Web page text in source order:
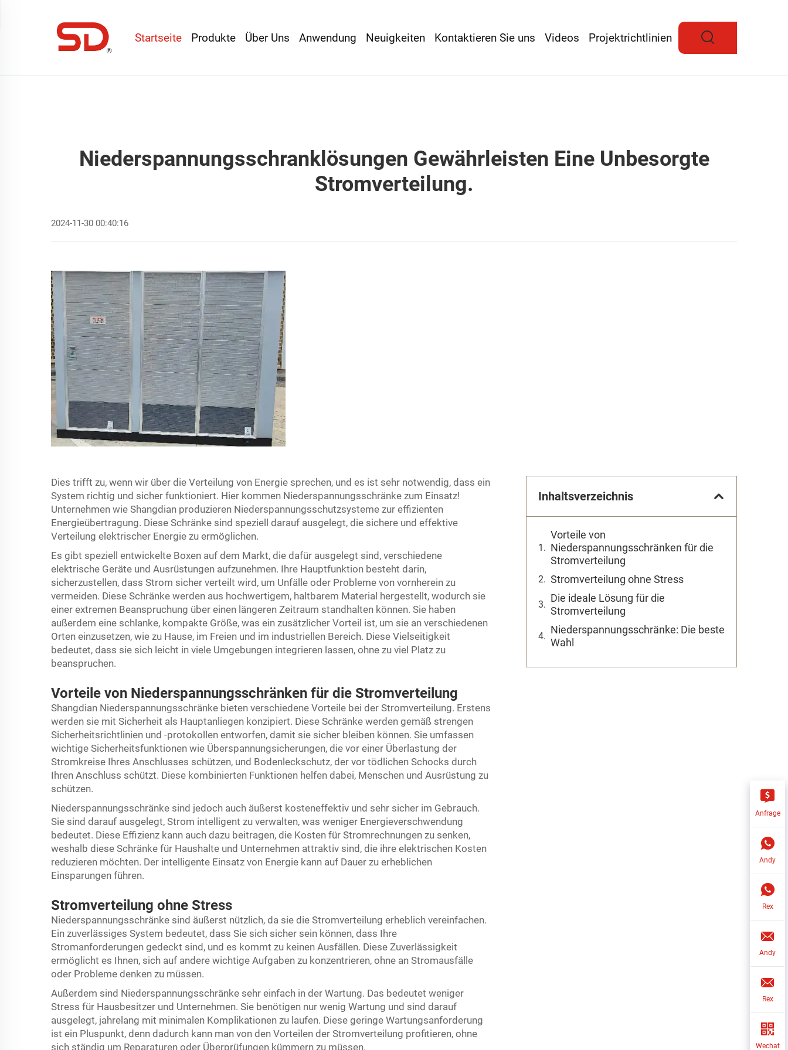
Startseite Produkte Über Uns Anwendung Neuigkeiten Kontaktieren Sie uns Videos Projektrichtlinien
Niederspannungsschranklösungen Gewährleisten Eine Unbesorgte
Stromverteilung.
2024-11-30 00:40:16
Dies trifft zu, wenn wir über die Verteilung von Energie sprechen, und es ist sehr notwendig, dass ein
System richtig und sicher funktioniert. Hier kommen Niederspannungsschränke zum Einsatz!
Unternehmen wie Shangdian produzieren Niederspannungsschutzsysteme zur effizienten
Energieübertragung. Diese Schränke sind speziell darauf ausgelegt, die sichere und effektive
Verteilung elektrischer Energie zu ermöglichen.
Es gibt speziell entwickelte Boxen auf dem Markt, die dafür ausgelegt sind, verschiedene
elektrische Geräte und Ausrüstungen aufzunehmen. Ihre Hauptfunktion besteht darin,
sicherzustellen, dass Strom sicher verteilt wird, um Unfälle oder Probleme von vornherein zu
vermeiden. Diese Schränke werden aus hochwertigem, haltbarem Material hergestellt, wodurch sie
einer extremen Beanspruchung über einen längeren Zeitraum standhalten können. Sie haben
außerdem eine schlanke, kompakte Größe, was ein zusätzlicher Vorteil ist, um sie an verschiedenen
Orten einzusetzen, wie zu Hause, im Freien und im industriellen Bereich. Diese Vielseitigkeit
bedeutet, dass sie sich leicht in viele Umgebungen integrieren lassen, ohne zu viel Platz zu
beanspruchen.
Vorteile von Niederspannungsschränken für die Stromverteilung
Shangdian Niederspannungsschränke bieten verschiedene Vorteile bei der Stromverteilung. Erstens
werden sie mit Sicherheit als Hauptanliegen konzipiert. Diese Schränke werden gemäß strengen
Sicherheitsrichtlinien und -protokollen entworfen, damit sie sicher bleiben können. Sie umfassen
wichtige Sicherheitsfunktionen wie Überspannungsicherungen, die vor einer Überlastung der
Stromkreise Ihres Anschlusses schützen, und Bodenleckschutz, der vor tödlichen Schocks durch
Ihren Anschluss schützt. Diese kombinierten Funktionen helfen dabei, Menschen und Ausrüstung zu
schützen.
Niederspannungsschränke sind jedoch auch äußerst kosteneffektiv und sehr sicher im Gebrauch.
Sie sind darauf ausgelegt, Strom intelligent zu verwalten, was weniger Energieverschwendung
bedeutet. Diese Effizienz kann auch dazu beitragen, die Kosten für Stromrechnungen zu senken,
weshalb diese Schränke für Haushalte und Unternehmen attraktiv sind, die ihre elektrischen Kosten
reduzieren möchten. Der intelligente Einsatz von Energie kann auf Dauer zu erheblichen
Einsparungen führen.
Stromverteilung ohne Stress
Niederspannungsschränke sind äußerst nützlich, da sie die Stromverteilung erheblich vereinfachen.
Ein zuverlässiges System bedeutet, dass Sie sich sicher sein können, dass Ihre
Stromanforderungen gedeckt sind, und es kommt zu keinen Ausfällen. Diese Zuverlässigkeit
ermöglicht es Ihnen, sich auf andere wichtige Aufgaben zu konzentrieren, ohne an Stromausfälle
oder Probleme denken zu müssen.
Außerdem sind Niederspannungsschränke sehr einfach in der Wartung. Das bedeutet weniger
Stress für Hausbesitzer und Unternehmen. Sie benötigen nur wenig Wartung und sind darauf
ausgelegt, jahrelang mit minimalen Komplikationen zu laufen. Diese geringe Wartungsanforderung
ist ein Pluspunkt, denn dadurch kann man von den Vorteilen der Stromverteilung profitieren, ohne
sich ständig um Reparaturen oder Überprüfungen kümmern zu müssen.
Inhaltsverzeichnis
Vorteile von
Niederspannungsschränken für die
Stromverteilung
Stromverteilung ohne Stress
Die ideale Lösung für die
Stromverteilung
Niederspannungsschränke: Die beste
Wahl
Anfrage
Andy
Rex
Andy
Rex
Wechat